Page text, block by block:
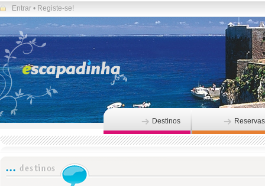
Entrar • Registe-se!
Destinos Reservas